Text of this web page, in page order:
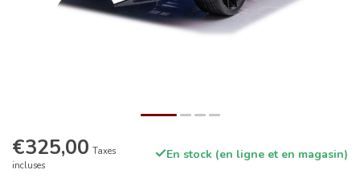
€325,00 Taxes
incluses
En stock (en ligne et en magasin)